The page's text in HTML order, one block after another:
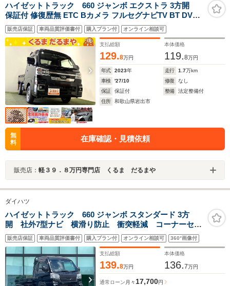
ハイゼットトラック 660 ジャンボ エクストラ 3方開
保証付 修復歴無 ETC Bカメラ フルセグナビTV BT DVD
CD LEDオ-トライト/フォグ 衝突軽減B ESC クリソナ Pス
タ-ト Aストップ スマ-トキ- 電格ミラ- 黒革調シ-トカバ-
荷台作業灯 エアコン パワステ パワ-ウィンドウ
販売店保証 車両品質評価書付 購入プラン付 オンライン相談可
支払総額
129.8万円
本体価格
119.8万円
年式 2023年 走行 1.7万km
車検
'27/10 修復
なし
保証
保証付 整備
法定整備付
住所
和歌山県岩出市
無
料
在庫確認・見積依頼
販売店： 軽３９．８万円専門店 くるま だるまや
ダイハツ
ハイゼットトラック 660 ジャンボ スタンダード 3方
開 社外7型ナビ 横滑り防止 衝突軽減 コーナーセン
サー Aスト 荷台作業灯 Pスタ ETC スペアキー
スマートキー パワーウィンドウ 純正フロアマット
オートライト フォグランプ LEDヘッドライト
販売店保証 車両品質評価書付 購入プラン付 オンライン相談可 360°画像付
支払総額
139.8万円
本体価格
136.7万円
通常ローン 月々 17,700円